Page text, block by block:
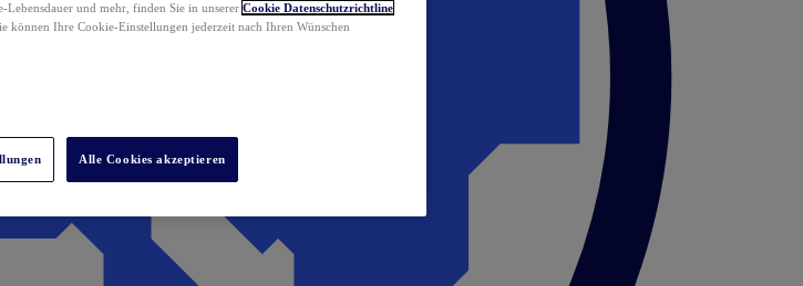
und mehr, finden Sie in unserer Cookie Datenschutzrichtline
können Ihre Cookie-Einstellungen jederzeit nach Ihren Wünschen
Alle Cookies akzeptieren